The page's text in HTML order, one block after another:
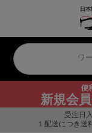
便
新規会
受注日
１配送につき送